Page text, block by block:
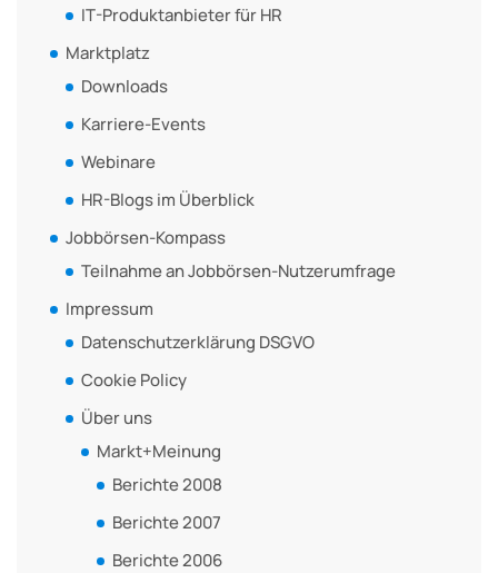
IT-Produktanbieter für HR
Marktplatz
Downloads
Karriere-Events
Webinare
HR-Blogs im Überblick
Jobbörsen-Kompass
Teilnahme an Jobbörsen-Nutzerumfrage
Impressum
Datenschutzerklärung DSGVO
Cookie Policy
Über uns
Markt+Meinung
Berichte 2008
Berichte 2007
Berichte 2006